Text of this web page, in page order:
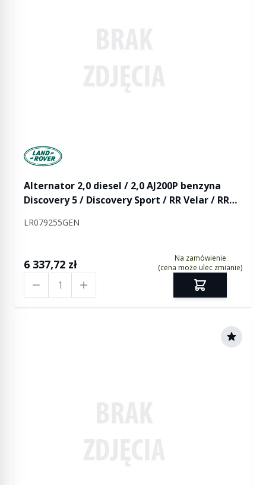
Manufactured by Land rover
Alternator 2,0 diesel / 2,0 AJ200P benzyna
Discovery 5 / Discovery Sport / RR Velar / RR
przedniej)
LR079255GEN
6 337,72 zł
Na zamówienie
(cena może ulec zmianie)